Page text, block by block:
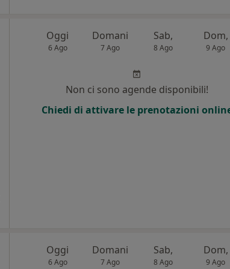
Oggi
6 Ago
Domani
7 Ago
Sab,
8 Ago
Dom,
9 Ago
Non ci sono agende disponibili!
Chiedi di attivare le prenotazioni
Oggi
6 Ago
Domani
7 Ago
Sab,
8 Ago
Dom,
9 Ago